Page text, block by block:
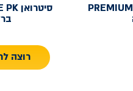
סיטרואן PK
רוצה